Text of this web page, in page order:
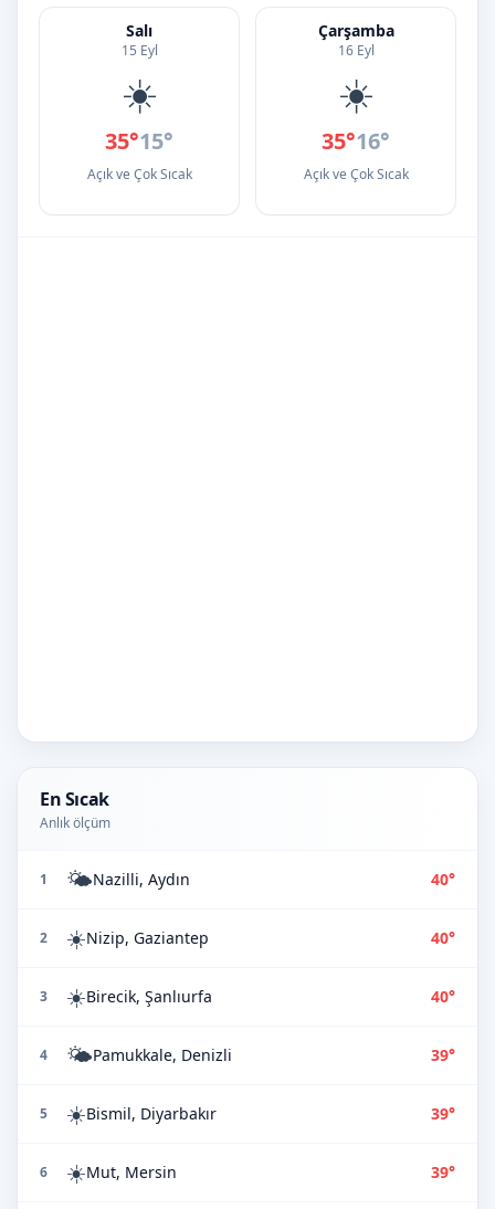
Salı
15 Eyl
☀️
35°15°
Açık ve Çok Sıcak
Çarşamba
16 Eyl
☀️
35°16°
Açık ve Çok Sıcak
En Sıcak
Anlık ölçüm
1 🌤️Nazilli, Aydın 40°
2 ☀️Nizip, Gaziantep 40°
3 ☀️Birecik, Şanlıurfa 40°
4 🌤️Pamukkale, Denizli 39°
5 ☀️Bismil, Diyarbakır 39°
6 ☀️Mut, Mersin 39°